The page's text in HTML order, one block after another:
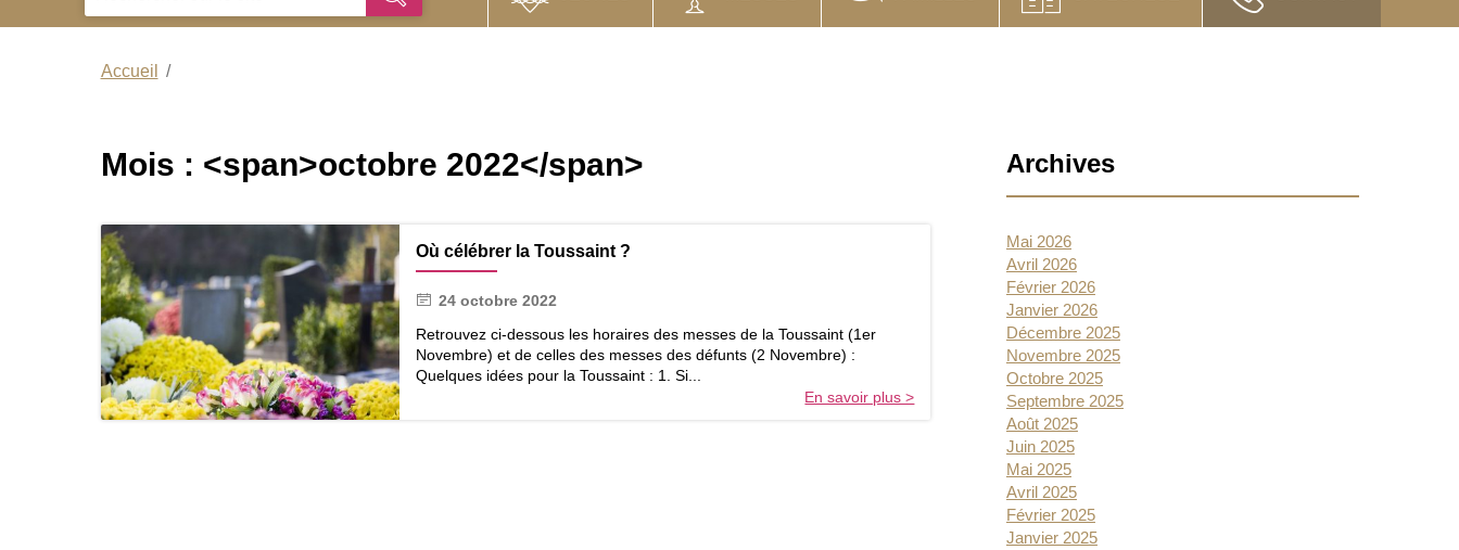
Ok
Accueil
Mois : <span>octobre 2022</span>
Où célébrer la Toussaint ?
24 octobre 2022
Retrouvez ci-dessous les horaires des messes de la Toussaint (1er
Novembre) et de celles des messes des défunts (2 Novembre) :
Quelques idées pour la Toussaint : 1. Si...
En savoir plus >
Barre
latérale
Archives
Mai 2026
Avril 2026
Février 2026
Janvier 2026
Décembre 2025
Novembre 2025
Octobre 2025
Septembre 2025
Août 2025
Juin 2025
Mai 2025
Avril 2025
Février 2025
Janvier 2025